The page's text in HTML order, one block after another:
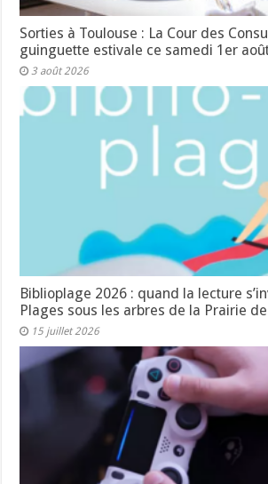
Sorties à Toulouse : La Cour des
guinguette estivale ce samedi 1er
3 août 2026
Biblioplage 2026 : quand la lecture
Plages sous les arbres de la Prairie
15 juillet 2026